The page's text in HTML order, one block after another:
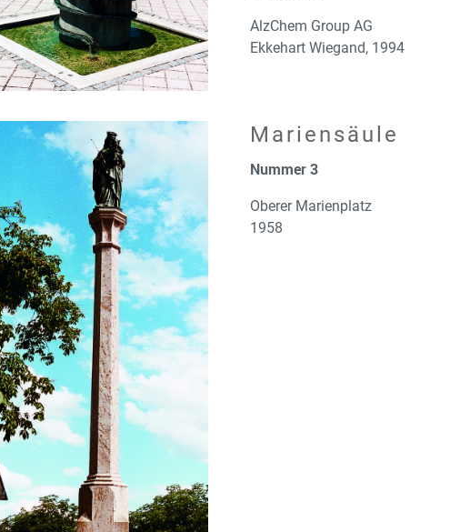
AlzChem Group AG
Ekkehart Wiegand, 1994
Mariensäule
Nummer 3
Oberer Marienplatz
1958